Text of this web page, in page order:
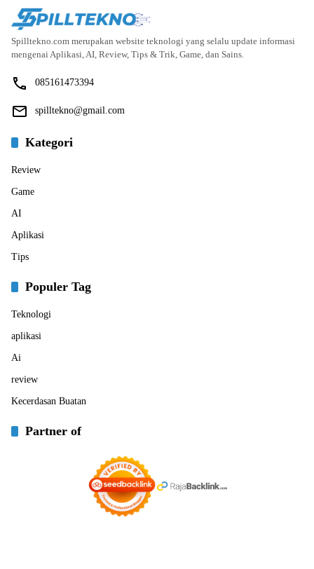
Spilltekno.com merupakan website teknologi yang selalu update informasi
mengenai Aplikasi, AI, Review, Tips & Trik, Game, dan Sains.
085161473394
spilltekno@gmail.com
Kategori
Review
Game
AI
Aplikasi
Tips
Populer Tag
Teknologi
aplikasi
Ai
review
Kecerdasan Buatan
Partner of